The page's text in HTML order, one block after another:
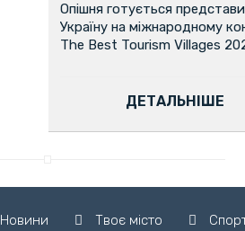
Опішня готується
Україну на міжнародному
The Best Tourism Villages
ДЕТАЛЬНІШЕ
Новини Твоє місто